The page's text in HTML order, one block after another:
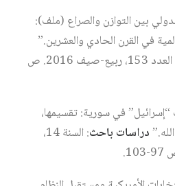
بين التوازن والصراع (ملف):
في القرن الحادي والعشرين.”
: السنة 26، العدد 153، ربيع-صيف 2016. ص
في سورية: تقسيمها،
دراسات باحث
: السنة 14،